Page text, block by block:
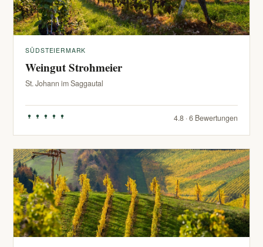
SÜDSTEIERMARK
Weingut Strohmeier
St. Johann im Saggautal
4.8 · 6 Bewertungen